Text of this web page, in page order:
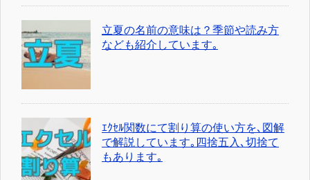
立夏の名前の意味は？季節や読み方
なども紹介しています｡
ｴｸｾﾙ関数にて割り算の使い方を､図解
で解説しています｡四捨五入､切捨て
もあります｡